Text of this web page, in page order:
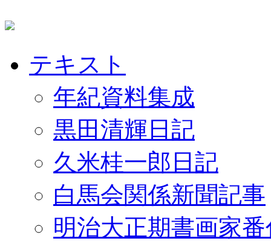
テキスト
年紀資料集成
黒田清輝日記
久米桂一郎日記
白馬会関係新聞記事
明治大正期書画家